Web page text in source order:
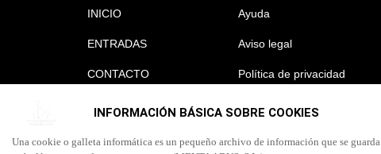
INICIO
ENTRADAS
CONTACTO
Ayuda
Aviso legal
Política de privacidad
INFORMACIÓN BÁSICA SOBRE COOKIES
Una cookie o galleta informática es un pequeño archivo de información que se